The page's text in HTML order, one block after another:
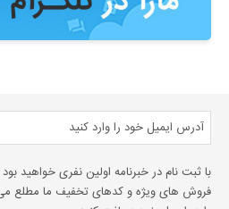
با ثبت نام در خبرنامه اولین نفری خواهید
فروش های ویژه و کدهای تخفیف ما مطلع